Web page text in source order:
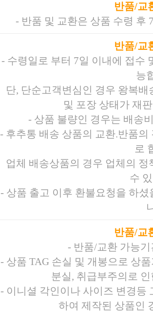
반품/교
- 반품 및 교환은 상품 수령 후
반품/교
- 수령일로 부터 7일 이내에 접수
능
단, 단순고객변심인 경우 왕복
및 포장 상태가 재
- 상품 불량인 경우는 배송
- 후추통 배송 상품의 교환.반품
로
업체 배송상품의 경우 업체의
수
- 상품 출고 이후 환불요청을 하
반품/교
- 반품/교환 가능
- 상품 TAG 손실 및 개봉으로 상
분실, 취급부주의로
- 이니셜 각인이나 사이즈 변경등
하여 제작된 상품인